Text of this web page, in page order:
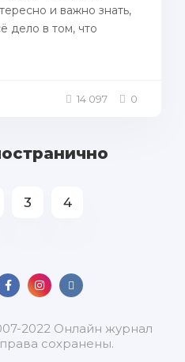
и важно знать,
дело в том, что
14 097 0
3 4
2022 Онлайн журнал
сохранены.